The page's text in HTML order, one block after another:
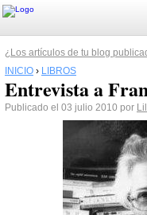
¿Los artículos de tu blog
INICIO › LIBROS
Entrevista a
Publicado el 03 julio 2010 por